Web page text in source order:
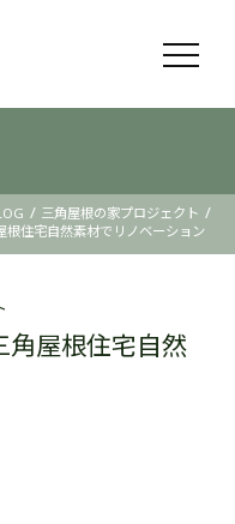
/ 三角屋根の家プロジェクト /
住宅自然素材でリノベーション
屋根住宅自然